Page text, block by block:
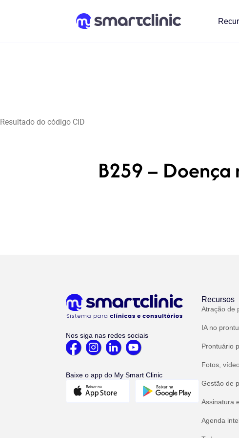
Resultado do código CID
B259 –
Nos siga nas redes sociais
Baixe o app do My Smart Clinic
Recursos
Atração de
IA no
Prontuário
Fotos,
Gestão de
Assinatura
Agenda